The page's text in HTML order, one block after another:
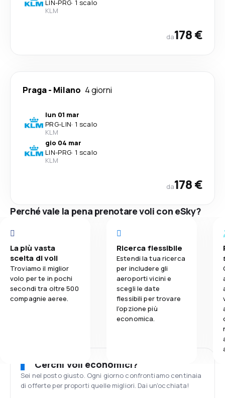
LIN-PRG· 1 scalo
KLM
da178 €
Praga- Milano 4 giorni
lun 01 mar
PRG-LIN· 1 scalo
KLM
gio 04 mar
LIN-PRG· 1 scalo
KLM
da178 €
Perché vale la pena prenotare voli con eSky?
La più vasta
scelta di voli
Troviamo il miglior
volo per te in pochi
secondi tra oltre 500
compagnie aeree.
Ricerca flessibile
Estendi la tua ricerca
per includere gli
aeroporti vicini e
scegli le date
flessibili per trovare
l'opzione più
economica.
Cerchi voli economici?
Sei nel posto giusto. Ogni giorno confrontiamo centinaia
di offerte per proporti quelle migliori. Dai un'occhiata!